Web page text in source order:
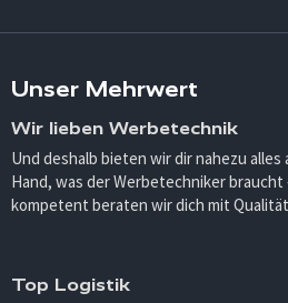
Unser Mehrwert
Wir lieben Werbetechnik
Und deshalb bieten wir dir nahezu alles
Hand, was der Werbetechniker braucht
kompetent beraten wir dich mit
Top Logistik